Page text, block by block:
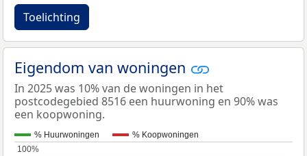
Toelichting
Eigendom van woningen
In 2025 was 10% van de woningen in het
postcodegebied 8516 een huurwoning en 90% was
een koopwoning.
% Huurwoningen % Koopwoningen
100%
100%